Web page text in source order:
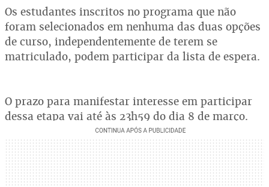
Os estudantes inscritos no programa que não
foram selecionados em nenhuma das duas opções
de curso, independentemente de terem se
matriculado, podem participar da lista de espera.
O prazo para manifestar interesse em participar
dessa etapa vai até às 23h59 do dia 8 de março.